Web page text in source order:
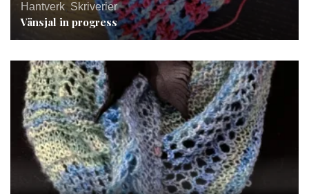
Hantverk Skriverier
Vänsjal in progress